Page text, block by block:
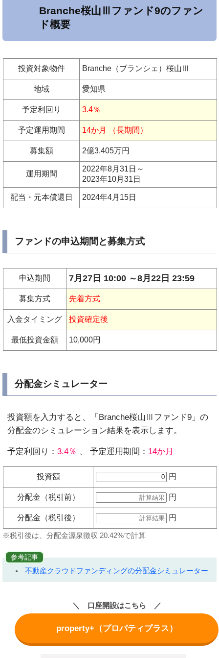
Branche桜山Ⅲファンド9のファン
ド概要
投資対象物件 Branche（ブランシェ）桜山Ⅲ
地域 愛知県
予定利回り 3.4％
予定運用期間 14か月 （長期間）
募集額 2億3,405万円
運用期間
2022年8月31日～
2023年10月31日
配当・元本償還日 2024年4月15日
ファンドの申込期間と募集方式
申込期間 7月27日 10:00 ～8月22日 23:59
募集方式 先着方式
入金タイミング 投資確定後
最低投資金額 10,000円
分配金シミュレーター
投資額を入力すると、「Branche桜山Ⅲファンド9」の
分配金のシミュレーション結果を表示します。
予定利回り： 3.4％ 、 予定運用期間： 14か月
投資額 円
分配金（税引前） 円
分配金（税引後） 円
※税引後は、分配金源泉徴収 20.42%で計算
参考記事
不動産クラウドファンディングの分配金シミュレーター
property+（プロパティプラス）
口座開設はこちら